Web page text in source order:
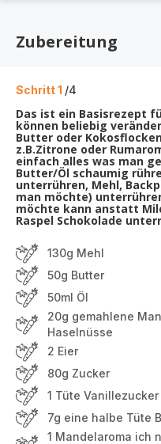
Zubereitung
Schritt 1 /4
Das ist ein Basisrezept
können beliebig
Butter oder
z.B.Zitrone oder
einfach alles was man
Butter/Öl schaumig
unterrühren, Mehl,
man möchte)
möchte kann anstatt
Raspel Schokolade
130g Mehl
50g Butter
50ml Öl
20g gemahlene
Haselnüsse
2 Eier
80g Zucker
1 Tüte Vanillezucker
7g eine halbe Tüte
1 Mandelaroma ich